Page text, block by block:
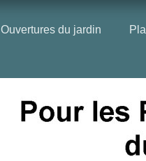
Ouvertures du jardin